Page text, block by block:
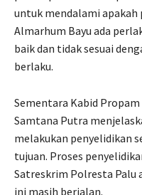
untuk mendalami apakah
Almarhum Bayu ada
baik dan tidak sesuai
berlaku.
Sementara Kabid
Samtana Putra
melakukan penyelidikan
tujuan. Proses
Satreskrim Polresta Palu
ini masih berjalan.